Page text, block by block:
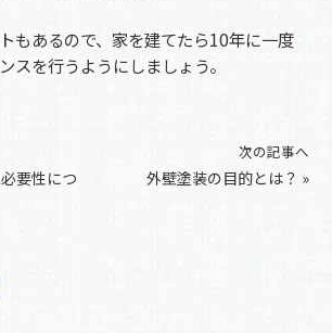
もあるので、家を建てたら10年に一度
スを行うようにしましょう。
要性につ
次の記事へ
外壁塗装の目的とは？ »